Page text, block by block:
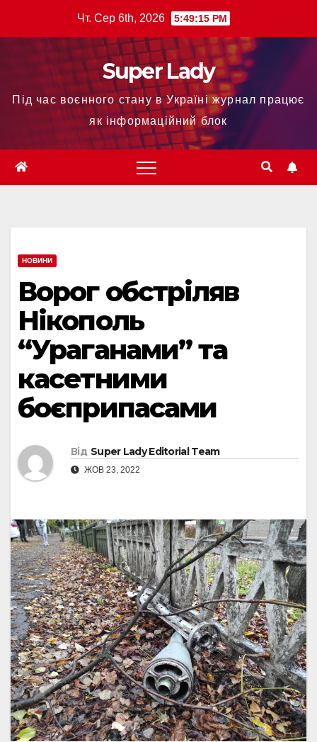
Чт. Сер 6th, 2026 5:49:16 PM
Super Lady
Під час воєнного стану в Україні журнал працює
як інформаційний блок
НОВИНИ
Ворог обстріляв
Нікополь
“Ураганами” та
касетними
боєприпасами
Від Super Lady Editorial Team
ЖОВ 23, 2022